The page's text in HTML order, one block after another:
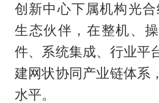
创新中心下属机构光
生态伙伴，在整机、
件、系统集成、行业平
建网状协同产业链体系
水平。